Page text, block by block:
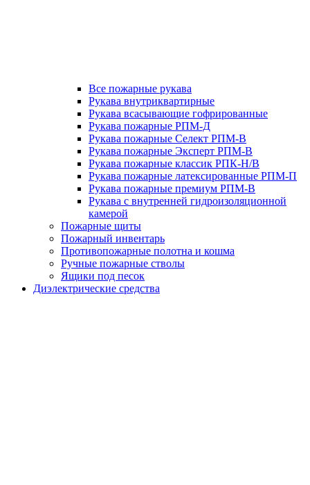
Все пожарные рукава
Рукава внутриквартирные
Рукава всасывающие гофрированные
Рукава пожарные РПМ-Д
Рукава пожарные Селект РПМ-В
Рукава пожарные Эксперт РПМ-В
Рукава пожарные классик РПК-Н/В
Рукава пожарные латексированные РПМ-П
Рукава пожарные премиум РПМ-В
Рукава с внутренней гидроизоляционной
камерой
Пожарные щиты
Пожарный инвентарь
Противопожарные полотна и кошма
Ручные пожарные стволы
Ящики под песок
Диэлектрические средства